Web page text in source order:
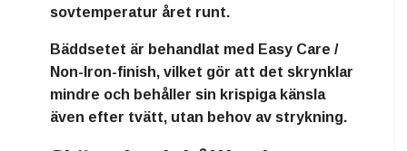
sovtemperatur året runt.
Bäddsetet är behandlat med Easy Care /
Non-Iron-finish, vilket gör att det skrynklar
mindre och behåller sin krispiga känsla
även efter tvätt, utan behov av strykning.